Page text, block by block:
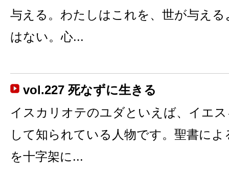
与える。わたしはこれを、世が与え
はない。心...
vol.227 死なずに生きる
イスカリオテのユダといえば、イエ
して知られている人物です。聖書に
を十字架に...